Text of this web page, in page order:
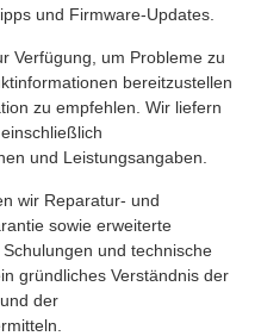
und Firmware-Updates.
Verfügung, um Probleme zu
bereitzustellen
zu empfehlen. Wir liefern
und Leistungsangaben.
wir Reparatur- und
sowie erweiterte
und technische
gründliches Verständnis der
der